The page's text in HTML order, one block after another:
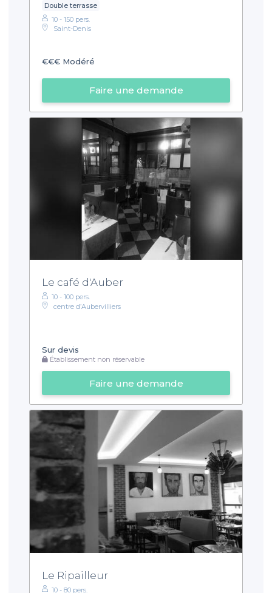
Double terrasse
10 - 150 pers.
Saint-Denis
€€€ Modéré
Faire une demande
Le café d'Auber
10 - 100 pers.
centre d’Aubervilliers
Sur devis
Établissement non réservable
Faire une demande
Le Ripailleur
10 - 80 pers.